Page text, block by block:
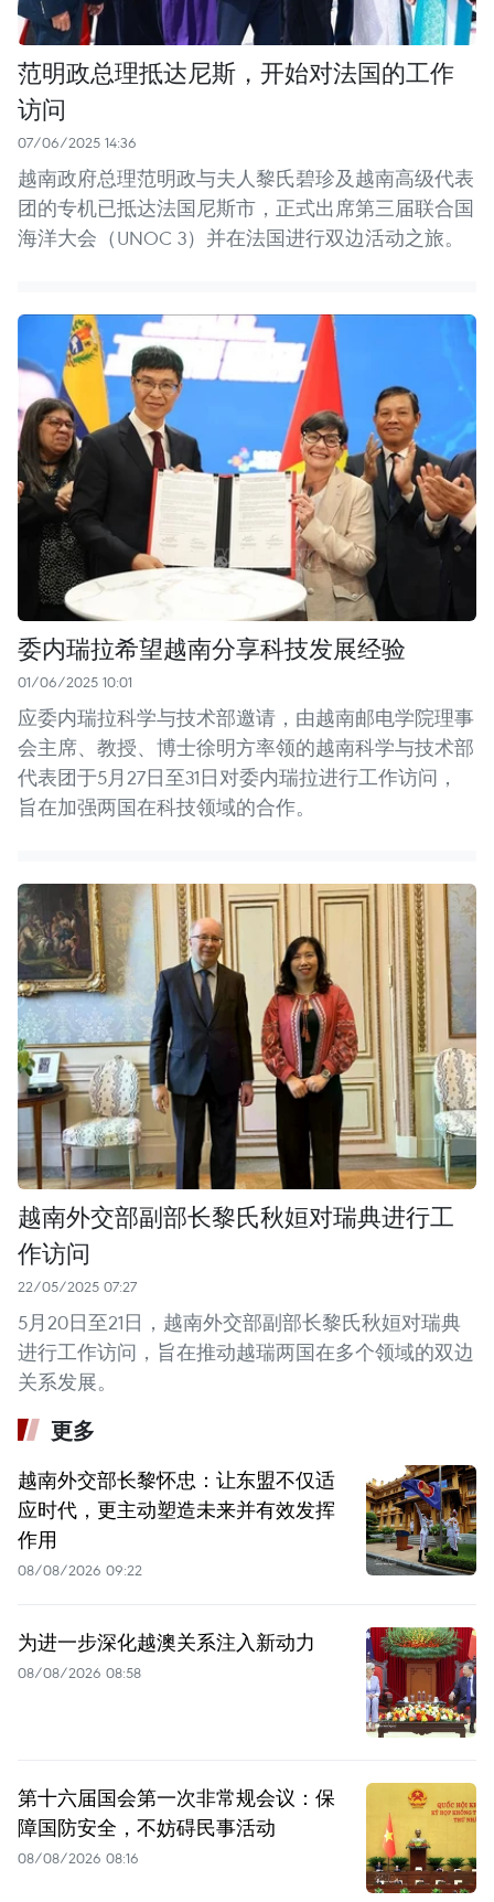
范明政总理抵达尼斯，开始对法国的工作
访问
07/06/2025 14:36
越南政府总理范明政与夫人黎氏碧珍及越南高级代表
团的专机已抵达法国尼斯市，正式出席第三届联合国
海洋大会（UNOC 3）并在法国进行双边活动之旅。
委内瑞拉希望越南分享科技发展经验
01/06/2025 10:01
应委内瑞拉科学与技术部邀请，由越南邮电学院理事
会主席、教授、博士徐明方率领的越南科学与技术部
代表团于5月27日至31日对委内瑞拉进行工作访问，
旨在加强两国在科技领域的合作。
越南外交部副部长黎氏秋姮对瑞典进行工
作访问
22/05/2025 07:27
5月20日至21日，越南外交部副部长黎氏秋姮对瑞典
进行工作访问，旨在推动越瑞两国在多个领域的双边
关系发展。
更多
越南外交部长黎怀忠：让东盟不仅适
应时代，更主动塑造未来并有效发挥
作用
08/08/2026 09:22
为进一步深化越澳关系注入新动力
08/08/2026 08:58
第十六届国会第一次非常规会议：保
障国防安全，不妨碍民事活动
08/08/2026 08:16